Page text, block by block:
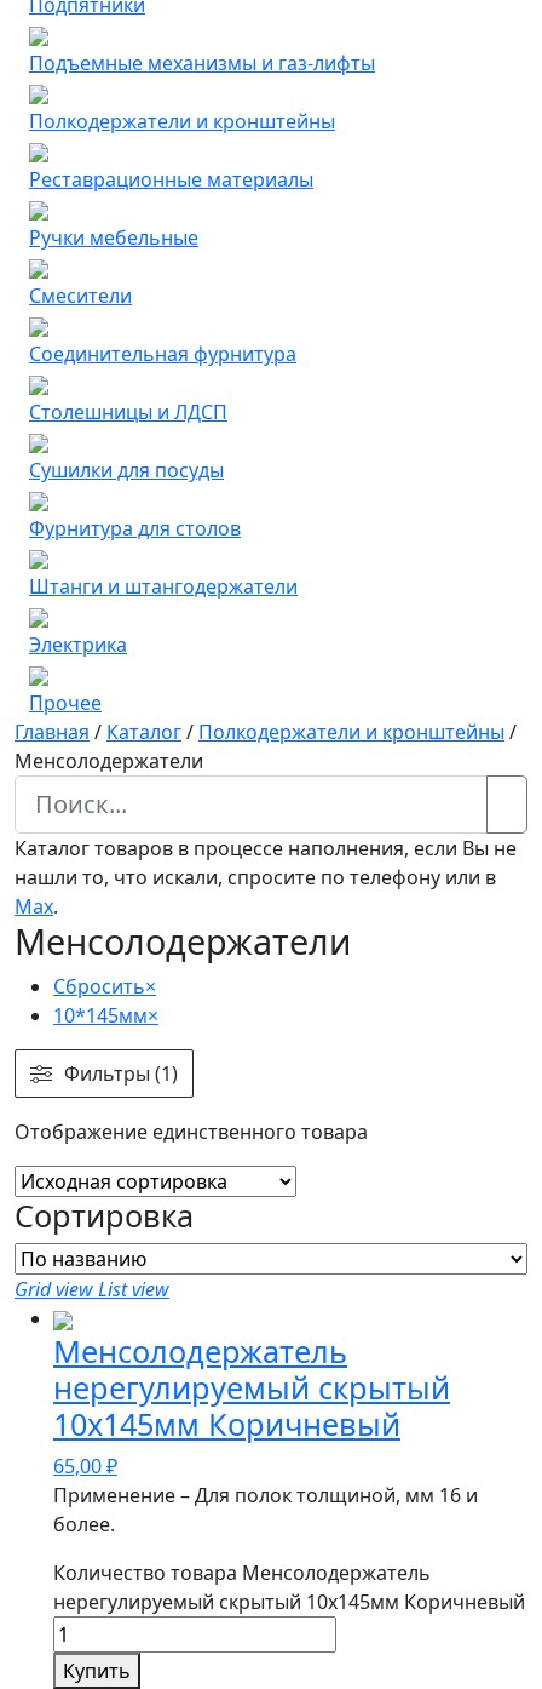
Подъемные механизмы и газ-лифты
Полкодержатели и кронштейны
Реставрационные материалы
Ручки мебельные
Смесители
Соединительная фурнитура
Столешницы и ЛДСП
Сушилки для посуды
Фурнитура для столов
Штанги и штангодержатели
Электрика
Прочее
Главная / Каталог/ Полкодержатели и кронштейны /
Менсолодержатели
Каталог товаров в процессе наполнения, если Вы не
нашли то, что искали, спросите по телефону или в
Мах.
Менсолодержатели
Сбросить×
10*145мм×
Фильтры (1)
Отображение единственного товара
Сортировка
Grid viewList view
Менсолодержатель
нерегулируемый скрытый
10х145мм Коричневый
65,00₽
Применение – Для полок толщиной, мм 16 и
более.
Количество товара Менсолодержатель
нерегулируемый скрытый 10х145мм Коричневый
Купить